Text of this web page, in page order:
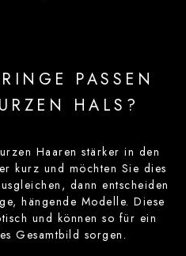
PASSEN
HALS?
Haaren stärker in den
kurz und möchten Sie dies
dann entscheiden
hängende Modelle. Diese
und können so für ein
Gesamtbild sorgen.